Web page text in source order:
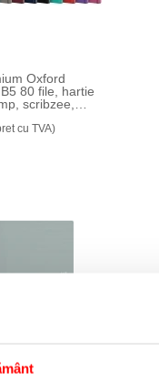
Oxford
80 file, hartie
scribzee,
cu TVA)
Origins, A4+, 70